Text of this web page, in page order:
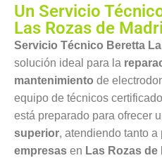
Un Servicio
Las Rozas de
Servicio Técnico Beretta
solución ideal para la
mantenimiento de
equipo de técnicos
está preparado para ofrecer
superior, atendiendo tanto a
empresas en Las Rozas de